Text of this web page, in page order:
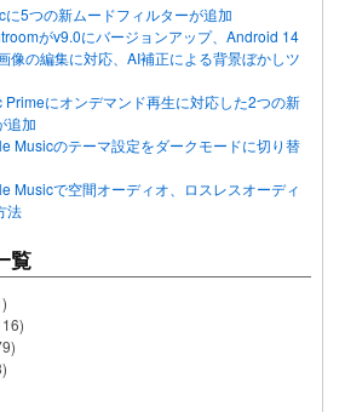
に5つの新ムードフィルターが追加
がv9.0にバージョンアップ、Android 14
像の編集に対応、AI補正による背景ぼかしツ
Primeにオンデマンド再生に対応した2つの新
追加
Musicのテーマ設定をダークモードに切り替
Musicで空間オーディオ、ロスレスオーディ
法
覧